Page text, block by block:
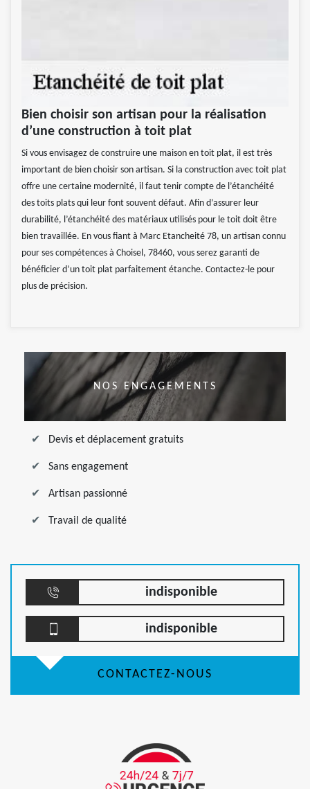
Bien choisir son artisan pour la réalisation
d’une construction à toit plat
Si vous envisagez de construire une maison en toit plat, il est très
important de bien choisir son artisan. Si la construction avec toit plat
offre une certaine modernité, il faut tenir compte de l’étanchéité
des toits plats qui leur font souvent défaut. Afin d’assurer leur
durabilité, l’étanchéité des matériaux utilisés pour le toit doit être
bien travaillée. En vous fiant à Marc Etancheité 78, un artisan connu
pour ses compétences à Choisel, 78460, vous serez garanti de
bénéficier d’un toit plat parfaitement étanche. Contactez-le pour
plus de précision.
NOS ENGAGEMENTS
Devis et déplacement gratuits
Sans engagement
Artisan passionné
Travail de qualité
indisponible
indisponible
CONTACTEZ-NOUS